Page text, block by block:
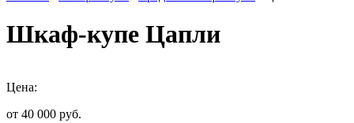
Шкаф-купе Цапли
Цена:
от 40 000 руб.